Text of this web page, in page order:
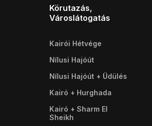
Körutazás,
Városlátogatás
Kairói Hétvége
Nílusi Hajóút
Nílusi Hajóút + Üdülés
Kairó + Hurghada
Kairó + Sharm El
Sheikh